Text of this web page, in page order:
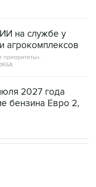
на службе у
агрокомплексов
2027 года
бензина Евро 2,